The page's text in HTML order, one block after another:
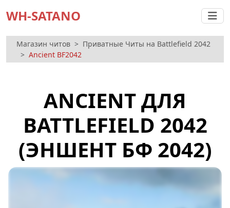
WH-SATANO
Магазин читов
Приватные Читы на Battlefield 2042
Ancient BF2042
ANCIENT ДЛЯ
BATTLEFIELD 2042
(ЭНШЕНТ БФ 2042)